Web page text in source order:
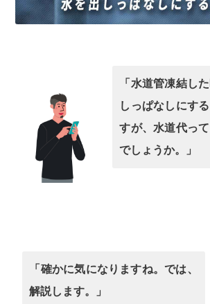
「水道管凍結し
しっぱなしにす
すが、水道代っ
でしょうか。」
「確かに気になりますね。では、
解説します。」